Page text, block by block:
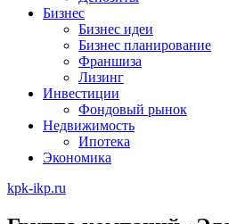
Бизнес
Бизнес идеи
Бизнес планирование
Франшиза
Лизинг
Инвестиции
Фондовый рынок
Недвижимость
Ипотека
Экономика
kpk-ikp.ru